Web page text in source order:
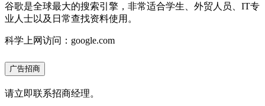
谷歌是全球最大的搜索引擎，非常适合学生、外贸人员、IT专
业人士以及日常查找资料使用。
科学上网访问：google.com
广告招商
请立即联系招商经理。